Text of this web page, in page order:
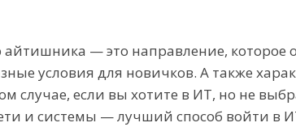
— это направление, которое
условия для новичков. А также
случае, если вы хотите в ИТ, но не
и системы — лучший способ войти в